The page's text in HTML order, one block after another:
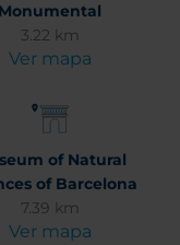
Monumental
3.22 km
Ver mapa
of Natural
of Barcelona
7.39 km
Ver mapa